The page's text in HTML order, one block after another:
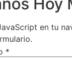
Hoy
en tu
*